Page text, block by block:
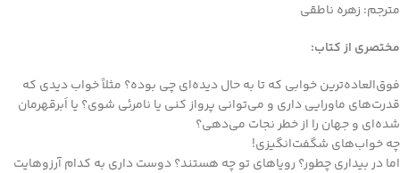
مترجم: زهره ناطقی
مختصری از کتاب:
فوق‌العاده‌ترین خوابی که تا به حال دیده‌ای چی بوده؟ مثلاً خواب دیدی که
قدرت‌های ماورایی داری و می‌توانی پرواز کنی یا نامرئی شوی؟ یا اَبرقهرمان
شده‌ای و جهان را از خطر نجات می‌دهی؟
چه خواب‌های شگفت‎‌انگیزی!
اما در بیداری چطور؟ رویاهای تو چه هستند؟ دوست داری به کدام آرزوهایت